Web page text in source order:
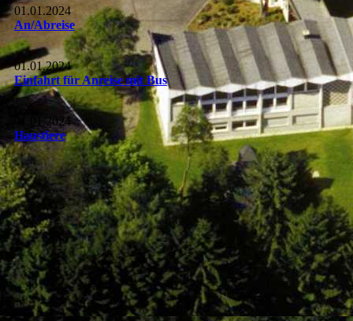
01.01.2024
An/Abreise
01.01.2024
Einfahrt für Anreise mit Bus
01.01.2024
Haustiere